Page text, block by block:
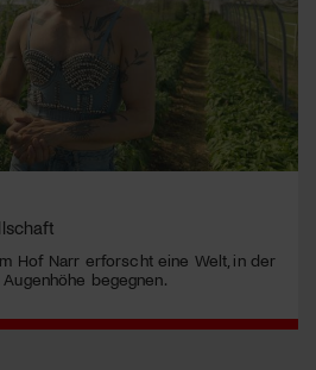
Hof Narr erforscht eine Welt, in der
begegnen.